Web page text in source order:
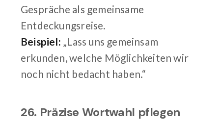
Gespräche als gemeinsame
Entdeckungsreise.
Beispiel: „Lass uns gemeinsam
erkunden, welche Möglichkeiten wir
noch nicht bedacht haben.“
26. Präzise Wortwahl pflegen